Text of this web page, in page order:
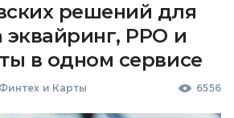
решений для
РРО и
в одном сервисе
Финтех и Карты 6556